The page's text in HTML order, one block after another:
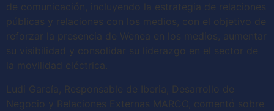
de comunicación, incluyendo la estrategia de relaciones
públicas y relaciones con los medios, con el objetivo de
reforzar la presencia de Wenea en los medios, aumentar
su visibilidad y consolidar su liderazgo en el sector de
la movilidad eléctrica.
Ludi García, Responsable de Iberia, Desarrollo de
Negocio y Relaciones Externas MARCO, comentó sobre